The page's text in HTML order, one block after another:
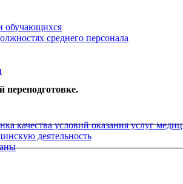
обучающихся
среднего персонала
качества условий оказания услуг
деятельность
переподготовке.